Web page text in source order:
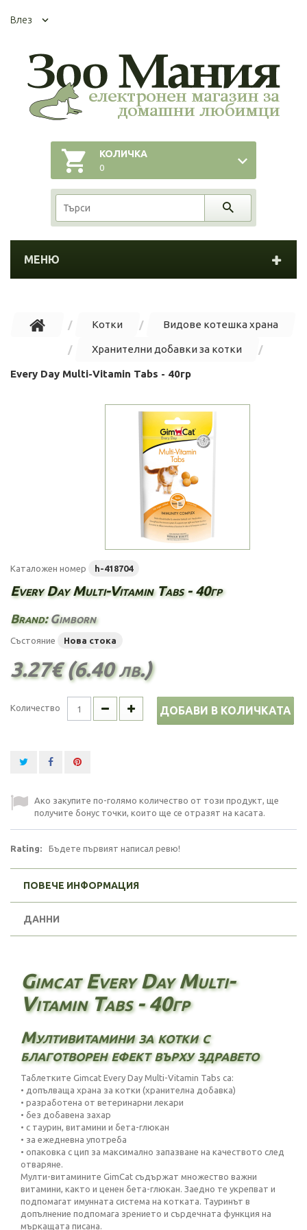
Влез
КОЛИЧКА
0
МЕНЮ
Котки Видове котешка храна
Хранителни добавки за котки
Every Day Multi-Vitamin Tabs - 40гр
Каталожен номер h-418704
Every Day Multi-Vitamin Tabs - 40гр
Brand:Gimborn
Състояние Нова стока
3.27€ (6.40 лв.)
Количество ДОБАВИ В КОЛИЧКАТА
Ако закупите по-голямо количество от този продукт, ще
получите бонус точки, които ще се отразят на касата.
Rating: Бъдете първият написал ревю!
ПОВЕЧЕ ИНФОРМАЦИЯ
ДАННИ
Gimcat Every Day Multi-
Vitamin Tabs - 40гр
Мултивитамини за котки с
благотворен ефект върху здравето
Таблетките Gimcat Every Day Multi-Vitamin Tabs са:
• допълваща храна за котки (хранителна добавка)
• разработена от ветеринарни лекари
• без добавена захар
• с таурин, витамини и бета-глюкан
• за ежедневна употреба
• опаковка с цип за максимално запазване на качеството след
отваряне.
Мулти-витамините GimCat съдържат множество важни
витамини, както и ценен бета-глюкан. Заедно те укрепват и
подпомагат имунната система на котката. Тауринът в
допълнение подпомага зрението и сърдечната функция на
мъркащата писана.